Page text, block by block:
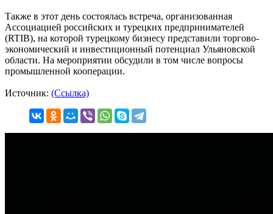
Также в этот день состоялась встреча, организованная
Ассоциацией российских и турецких предпринимателей
(RTIB), на которой турецкому бизнесу представили торгово-
экономический и инвестиционный потенциал Ульяновской
области. На мероприятии обсудили в том числе вопросы
промышленной кооперации.
Источник: (Ссылка)